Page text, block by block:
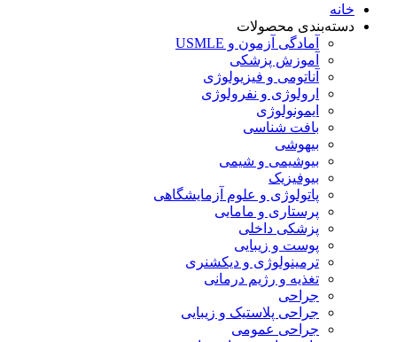
خانه
دسته‌بندی محصولات
آمادگی آزمون و USMLE
آموزش پزشکی
آناتومی و فیزیولوژی
ارولوژی و نفرولوژی
ایمونولوژی
بافت شناسی
بیهوشی
بیوشیمی و شیمی
بیوفیزیک
پاتولوژی و علوم آزمایشگاهی
پرستاری و مامایی
پزشکی داخلی
پوست و زیبایی
ترمینولوژی و دیکشنری
تغذیه و رژیم درمانی
جراحی
جراحی پلاستیک و زیبایی
جراحی عمومی